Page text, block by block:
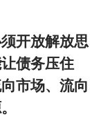
开放解放思
债务压住
市场、流向